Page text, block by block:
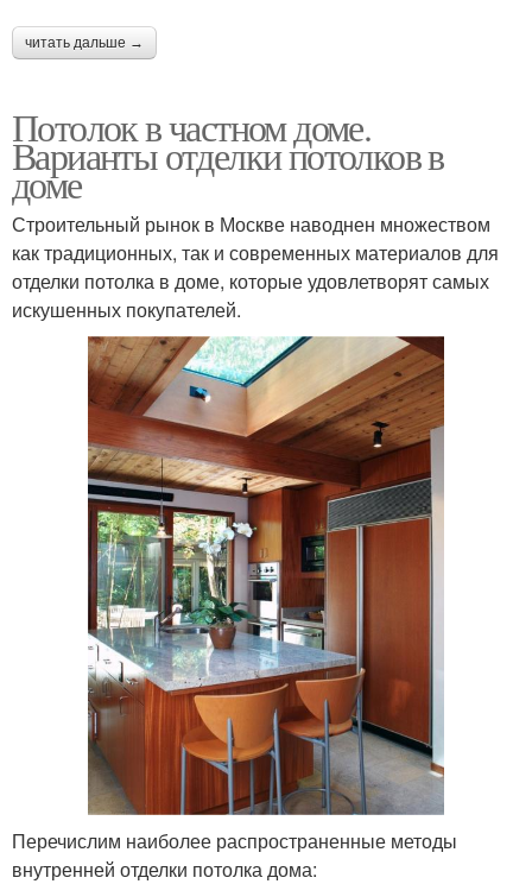
читать дальше →
Потолок в частном доме.
Варианты отделки потолков в
доме
Строительный рынок в Москве наводнен множеством
как традиционных, так и современных материалов для
отделки потолка в доме, которые удовлетворят самых
искушенных покупателей.
Перечислим наиболее распространенные методы
внутренней отделки потолка дома: